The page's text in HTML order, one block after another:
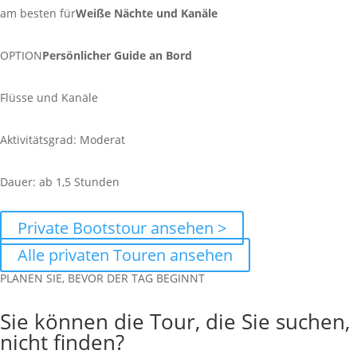
am besten fürWeiße Nächte und Kanäle
OPTIONPersönlicher Guide an Bord
Flüsse und Kanäle
Aktivitätsgrad: Moderat
Dauer: ab 1,5 Stunden
Private Bootstour ansehen >
Alle privaten Touren ansehen
PLANEN SIE, BEVOR DER TAG BEGINNT
Sie können die Tour, die Sie suchen,
nicht finden?